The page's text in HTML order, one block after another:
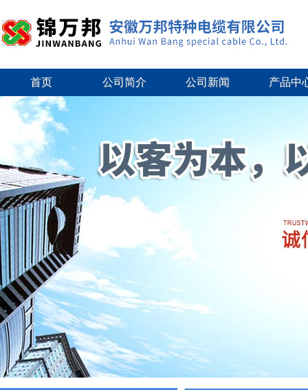
首页 公司简介 公司新闻 产品中